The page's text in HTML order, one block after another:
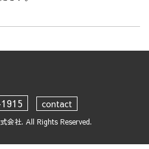
contact
会社. All Rights Reserved.